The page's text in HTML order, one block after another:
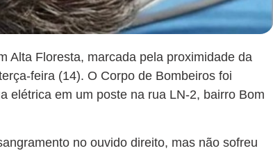
Alta Floresta, marcada pela proximidade da
feira (14). O Corpo de Bombeiros foi
elétrica em um poste na rua LN-2, bairro Bom
no ouvido direito, mas não sofreu